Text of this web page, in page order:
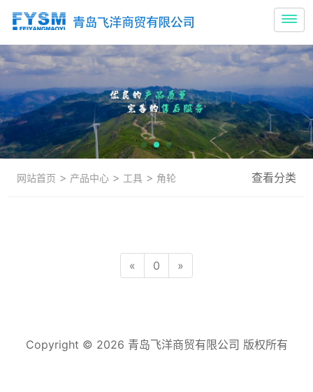
网站首页 > 产品中心 > 工具 > 角轮 查看分类
« 0 »
Copyright © 2026 青岛飞洋商贸有限公司 版权所有